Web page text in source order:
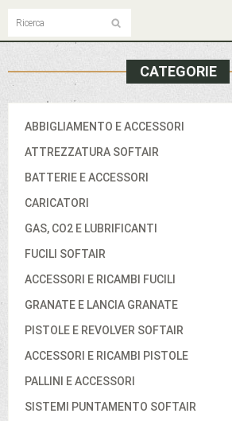
CATEGORIE
ABBIGLIAMENTO E ACCESSORI
ATTREZZATURA SOFTAIR
BATTERIE E ACCESSORI
CARICATORI
GAS, CO2 E LUBRIFICANTI
FUCILI SOFTAIR
ACCESSORI E RICAMBI FUCILI
GRANATE E LANCIA GRANATE
PISTOLE E REVOLVER SOFTAIR
ACCESSORI E RICAMBI PISTOLE
PALLINI E ACCESSORI
SISTEMI PUNTAMENTO SOFTAIR